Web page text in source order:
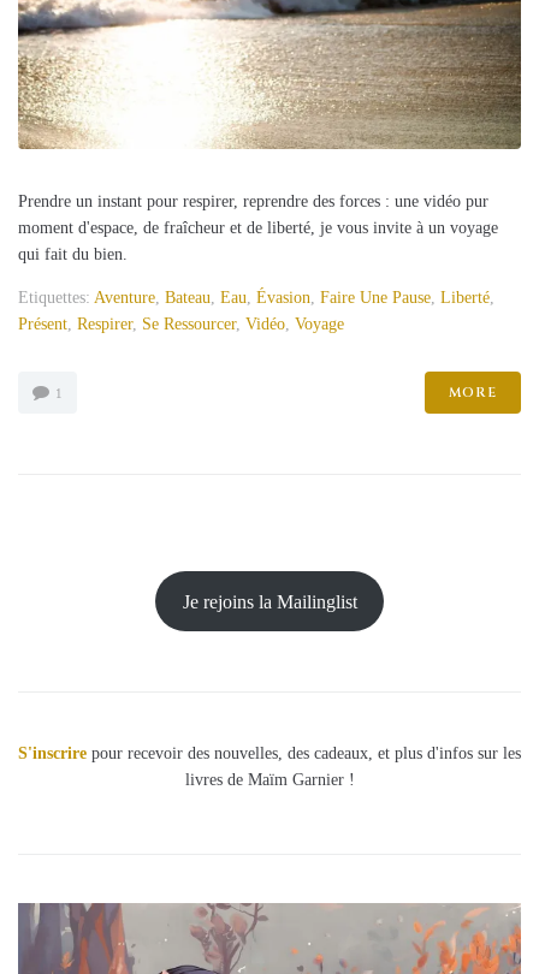
Prendre un instant pour respirer, reprendre des forces : une vidéo pur
moment d'espace, de fraîcheur et de liberté, je vous invite à un voyage
qui fait du bien.
Etiquettes: Aventure, Bateau, Eau, Évasion, Faire Une Pause, Liberté,
Présent, Respirer, Se Ressourcer, Vidéo, Voyage
1 MORE
Je rejoins la Mailinglist
S'inscrire pour recevoir des nouvelles, des cadeaux, et plus d'infos sur les
livres de Maïm Garnier !